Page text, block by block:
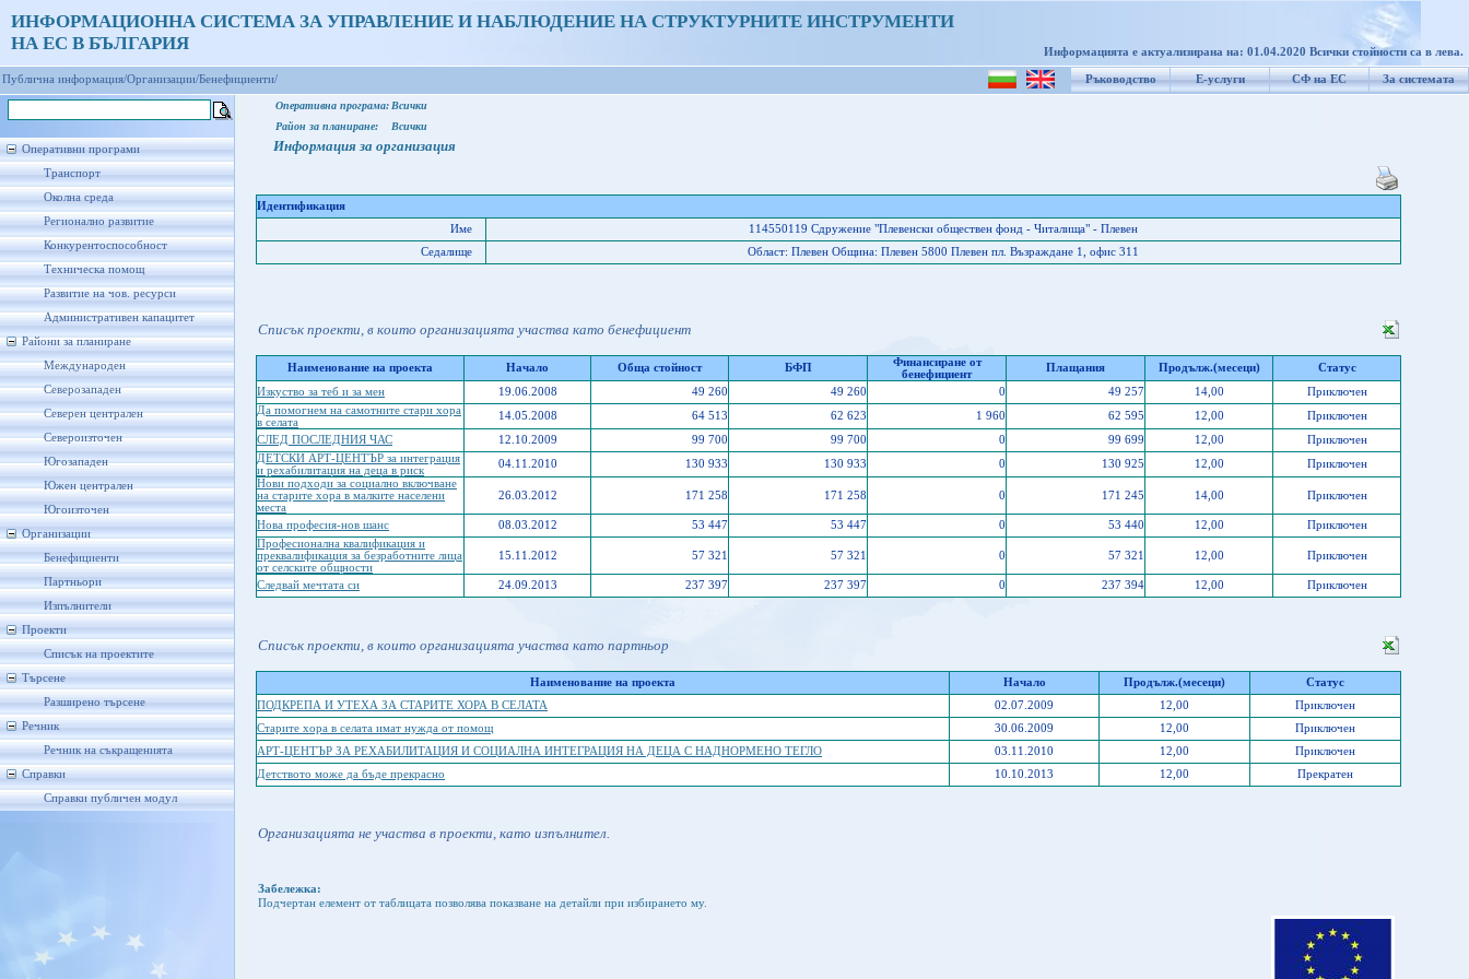
ИНФОРМАЦИОННА СИСТЕМА ЗА УПРАВЛЕНИЕ И НАБЛЮДЕНИЕ НА СТРУКТУРНИТЕ ИНСТРУМЕНТИ
НА ЕС В БЪЛГАРИЯ
Информацията е актуализирана на: 01.04.2020 Всички стойности са в лева.
Ръководство Е-услуги СФ на ЕС За системата
Публична информация/Организации/Бенефициенти/
Оперативни програми
Транспорт
Околна среда
Регионално развитие
Конкурентоспособност
Техническа помощ
Развитие на чов. ресурси
Административен капацитет
Райони за планиране
Международен
Северозападен
Северен централен
Североизточен
Югозападен
Южен централен
Югоизточен
Организации
Бенефициенти
Партньори
Изпълнители
Проекти
Списък на проектите
Търсене
Разширено търсене
Речник
Речник на съкращенията
Справки
Справки публичен модул
Оперативна програма: Всички
Район за планиране:
Всички
Информация за организация
Идентификация
Име
114550119 Сдружение "Плевенски обществен фонд - Читалища" - Плевен
Седалище
Област: Плевен Oбщина: Плевен 5800 Плевен пл. Възраждане 1, офис 311
Списък проекти, в които организацията участва като бенефициент
Наименование на проекта Начало Обща стойност БФП
Финансиране от
бенефициент
Плащания Продълж.(месеци)
Статус
Изкуство за теб и за мен
19.06.2008 49 260 49 260 0 49 257 14,00
Приключен
Да помогнем на самотните стари хора
в селата
14.05.2008 64 513 62 623 1 960 62 595 12,00
Приключен
СЛЕД ПОСЛЕДНИЯ ЧАС
12.10.2009 99 700 99 700 0 99 699 12,00
Приключен
ДЕТСКИ АРТ-ЦЕНТЪР за интеграция
и рехабилитация на деца в риск
04.11.2010 130 933 130 933 0 130 925 12,00
Приключен
Нови подходи за социално включване
на старите хора в малките населени
места
26.03.2012 171 258 171 258 0 171 245 14,00 Приключен
Нова професия-нов шанс 08.03.2012 53 447 53 447 0 53 440 12,00
Приключен
Професионална квалификация и
преквалификация за безработните лица
от селските общности
15.11.2012 57 321 57 321 0 57 321 12,00 Приключен
Следвай мечтата си 24.09.2013 237 397 237 397 0 237 394 12,00 Приключен
Списък проекти, в които организацията участва като партньор
Наименование на проекта Начало Продълж.(месеци)
Статус
ПОДКРЕПА И УТЕХА ЗА СТАРИТЕ ХОРА В СЕЛАТА
02.07.2009 12,00
Приключен
Старите хора в селата имат нужда от помощ
30.06.2009 12,00
Приключен
АРТ-ЦЕНТЪР ЗА РЕХАБИЛИТАЦИЯ И СОЦИАЛНА ИНТЕГРАЦИЯ НА ДЕЦА С НАДНОРМЕНО ТЕГЛО
03.11.2010 12,00
Приключен
Детството може да бъде прекрасно
10.10.2013 12,00 Прекратен
Организацията не участва в проекти, като изпълнител.
Забележка:
Подчертан елемент от таблицата позволява показване на детайли при избирането му.